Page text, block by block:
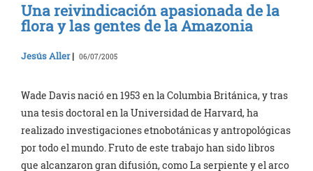
Una reivindicación apasionada de la
flora y las gentes de la Amazonia
Jesús Aller| 06/07/2005
Wade Davis nació en 1953 en la Columbia Británica, y tras
una tesis doctoral en la Universidad de Harvard, ha
realizado investigaciones etnobotánicas y antropológicas
por todo el mundo. Fruto de este trabajo han sido libros
que alcanzaron gran difusión, como La serpiente y el arco